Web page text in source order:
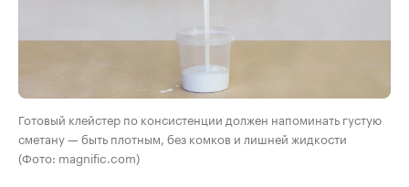
Готовый клейстер по консистенции должен напоминать густую
сметану — быть плотным, без комков и лишней жидкости
(Фото: magnific.com)